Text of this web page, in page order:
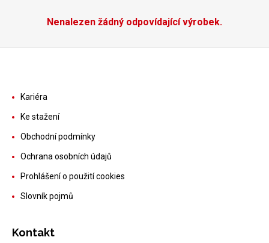
Nenalezen žádný odpovídající výrobek.
Kariéra
Ke stažení
Obchodní podmínky
Ochrana osobních údajů
Prohlášení o použití cookies
Slovník pojmů
Kontakt